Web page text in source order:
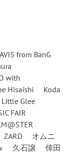
from BanG
with
Hisaishi
Koda
Little Glee
FAIR
ZARD
オムニ
久石譲
倖田